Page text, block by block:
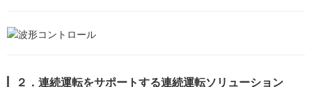
２．連続運転をサポートする連続運転ソリューション